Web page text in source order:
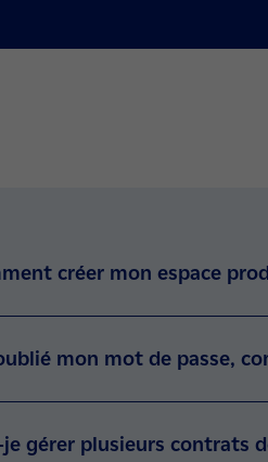
créer mon espace
mon mot de passe,
je gérer plusieurs contrats